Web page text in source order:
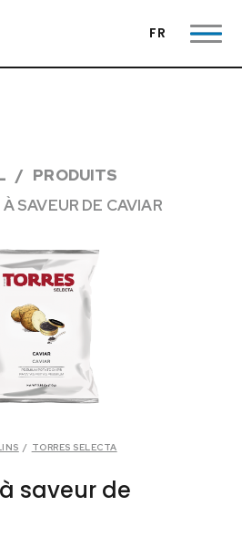
FR
PRODUITS
SAVEUR DE CAVIAR
/ TORRES SELECTA
saveur de